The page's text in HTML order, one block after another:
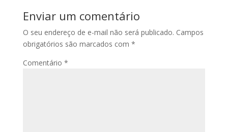
Enviar um comentário
O seu endereço de e-mail não será publicado. Campos
obrigatórios são marcados com *
Comentário *